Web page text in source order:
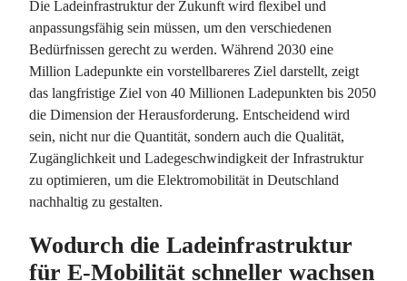
Die Ladeinfrastruktur der Zukunft wird flexibel und
anpassungsfähig sein müssen, um den verschiedenen
Bedürfnissen gerecht zu werden. Während 2030 eine
Million Ladepunkte ein vorstellbareres Ziel darstellt, zeigt
das langfristige Ziel von 40 Millionen Ladepunkten bis 2050
die Dimension der Herausforderung. Entscheidend wird
sein, nicht nur die Quantität, sondern auch die Qualität,
Zugänglichkeit und Ladegeschwindigkeit der Infrastruktur
zu optimieren, um die Elektromobilität in Deutschland
nachhaltig zu gestalten.
Wodurch die Ladeinfrastruktur
für E-Mobilität schneller wachsen